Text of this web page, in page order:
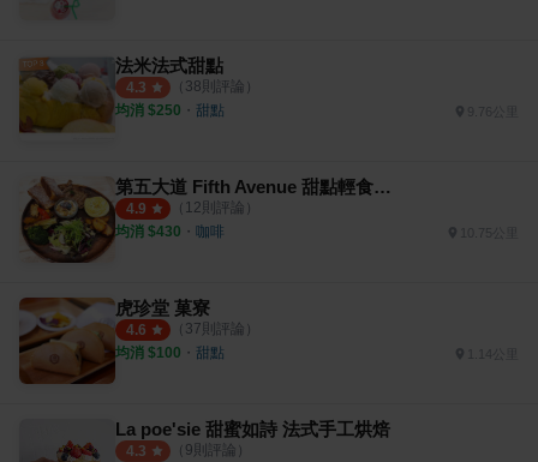
法米法式甜點
4.3 （ 38則評論）
均消 $250 ・ 甜點
第五大道 Fifth Avenue 甜點輕食咖啡
4.9 （ 12則評論）
均消 $430 ・ 咖啡 10.75公里
虎珍堂 菓寮
4.6 （ 37則評論）
均消 $100 ・ 甜點 1.14公里
La poe'sie 甜蜜如詩 法式手工烘焙
4.3 （ 9則評論）